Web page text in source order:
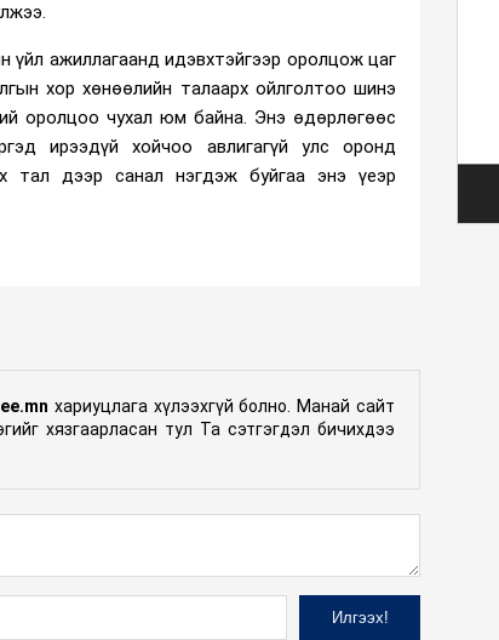
ажиллагаанд идэвхтэйгээр оролцож цаг
хор хөнөөлийн талаарх ойлголтоо шинэ
оролцоо чухал юм байна. Энэ өдөрлөгөөс
ирээдүй хойчоо авлигагүй улс оронд
тал дээр санал нэгдэж буйгаа энэ үеэр
хариуцлага хүлээхгүй болно. Манай сайт
хязгаарласан тул Та сэтгэгдэл бичихдээ